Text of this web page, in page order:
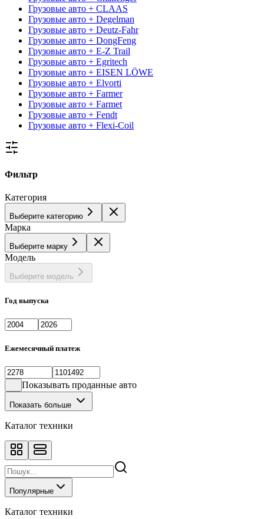
Грузовые авто + CLAAS
Грузовые авто + Degelman
Грузовые авто + Deutz-Fahr
Грузовые авто + DongFeng
Грузовые авто + E-Z Trail
Грузовые авто + Egritech
Грузовые авто + EISEN LÖWE
Грузовые авто + Elvorti
Грузовые авто + Farmer
Грузовые авто + Farmet
Грузовые авто + Fendt
Грузовые авто + Flexi-Coil
Фильтр
Категория
Выберите категорию
Марка
Выберите марку
Модель
Выберите модель
Год выпуска
Ежемесячный платеж
Показывать проданные авто
Показать больше
Каталог техники
Популярные
Каталог техники